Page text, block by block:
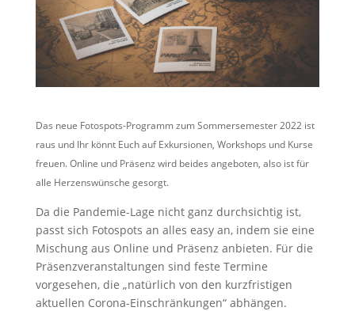
Das neue Fotospots-Programm zum Sommersemester 2022 ist
raus und Ihr könnt Euch auf Exkursionen, Workshops und Kurse
freuen. Online und Präsenz wird beides angeboten, also ist für
alle Herzenswünsche gesorgt.
Da die Pandemie-Lage nicht ganz durchsichtig ist,
passt sich Fotospots an alles easy an, indem sie eine
Mischung aus Online und Präsenz anbieten. Für die
Präsenzveranstaltungen sind feste Termine
vorgesehen, die „natürlich von den kurzfristigen
aktuellen Corona-Einschränkungen“ abhängen.